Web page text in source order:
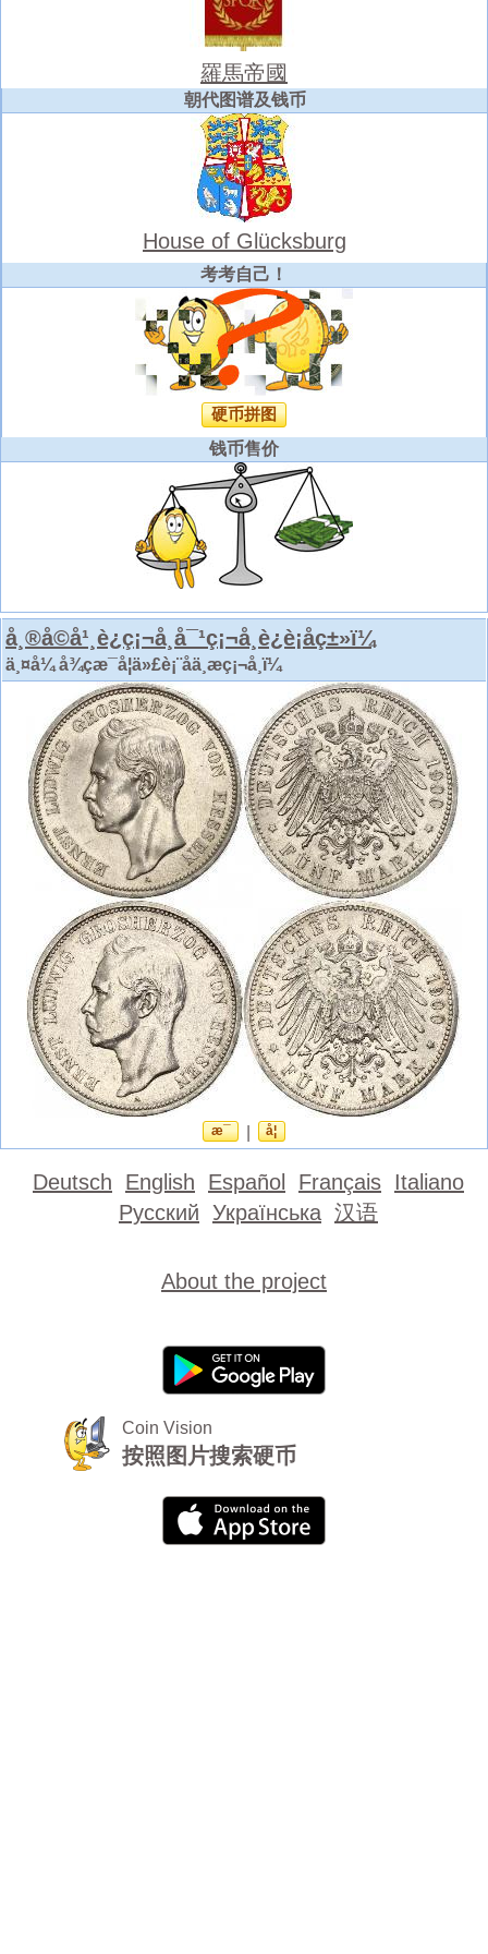
羅馬帝國
朝代图谱及钱币
House of Glücksburg
考考自己！
硬币拼图
钱币售价
å¸®å©å¹¸è¿ç¡¬å¸å¯¹ç¡¬å¸è¿è¡åç±»ï¼
ä¸¤å¼ å¾çæ¯å¦ä»£è¡¨åä¸æç¡¬å¸ï¼
æ¯ å¦
Deutsch English Español Français Italiano
Русский Українська 汉语
About the project
Coin Vision
按照图片搜索硬币